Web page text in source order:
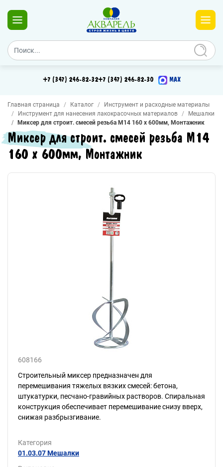
+7 (347) 246-82-32+7 (347) 246-82-30 MAX
Главная страница Каталог
Инструмент и расходные материалы
Инструмент для нанесения лакокрасочных материалов
Мешалки
Миксер для строит. смесей резьба М14 160 х 600мм, Монтажник
Миксер для строит. смесей резьба М14
160 х 600мм, Монтажник
608166
Строительный миксер предназначен для
перемешивания тяжелых вязких смесей: бетона,
штукатурки, песчано-гравийных растворов. Спиральная
конструкция обеспечивает перемешивание снизу вверх,
снижая разбрызгивание.
Категория
01.03.07 Мешалки